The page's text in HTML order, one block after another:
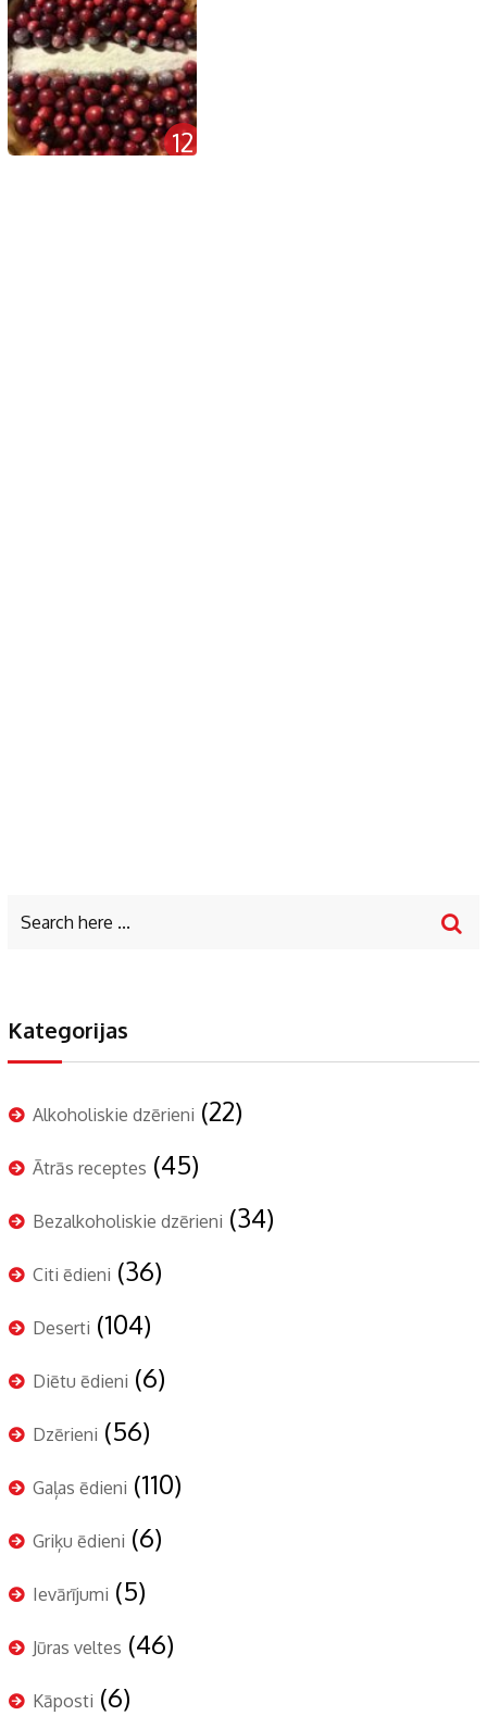
12
Kategorijas
Alkoholiskie dzērieni (22)
Ātrās receptes (45)
Bezalkoholiskie dzērieni (34)
Citi ēdieni (36)
Deserti (104)
Diētu ēdieni (6)
Dzērieni (56)
Gaļas ēdieni (110)
Griķu ēdieni (6)
Ievārījumi (5)
Jūras veltes (46)
Kāposti (6)